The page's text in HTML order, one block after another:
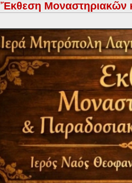
Ἔκθεση Μοναστηριακῶν